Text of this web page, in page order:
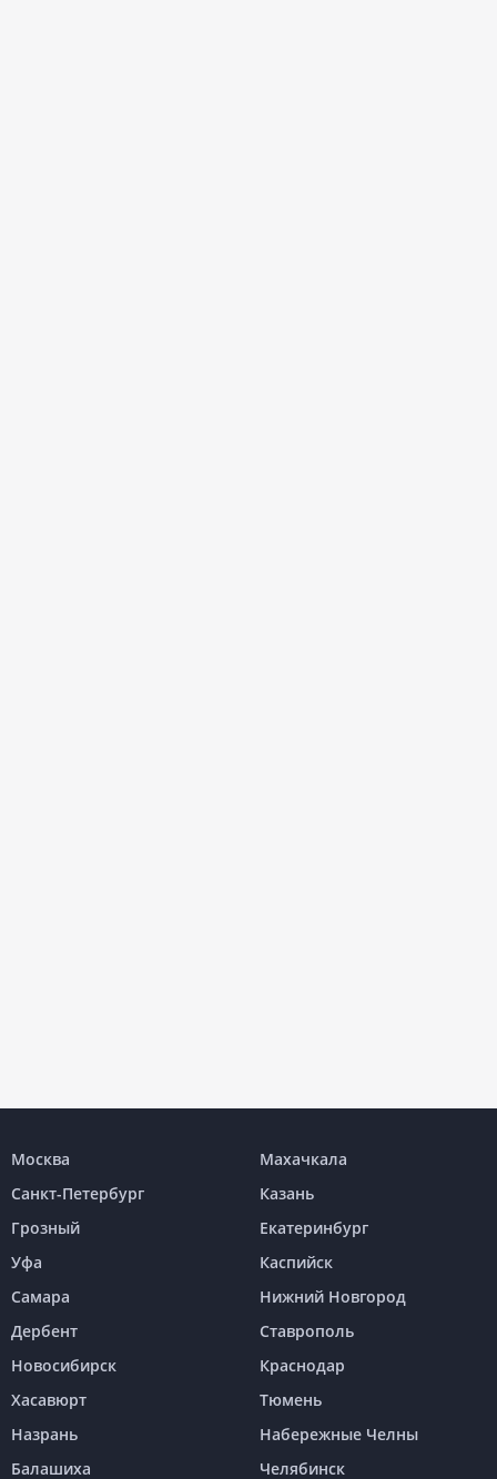
Москва
Махачкала
Санкт-Петербург
Казань
Грозный
Екатеринбург
Уфа
Каспийск
Самара
Нижний Новгород
Дербент
Ставрополь
Новосибирск
Краснодар
Хасавюрт
Тюмень
Назрань
Набережные Челны
Балашиха
Челябинск